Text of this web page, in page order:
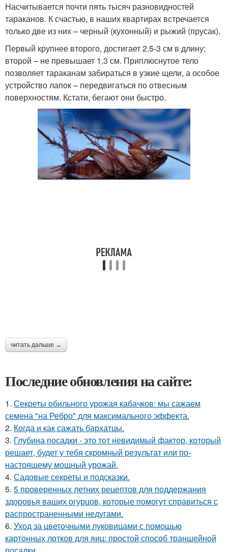
Насчитывается почти пять тысяч разновидностей
тараканов. К счастью, в наших квартирах встречается
только две из них – черный (кухонный) и рыжий (прусак).
Первый крупнее второго, достигает 2,5-3 см в длину;
второй – не превышает 1,3 см. Приплюснутое тело
позволяет тараканам забираться в узкие щели, а особое
устройство лапок – передвигаться по отвесным
поверхностям. Кстати, бегают они быстро.
читать дальше →
Последние обновления на сайте:
1. Секреты обильного урожая кабачков: мы сажаем
семена "на Ребро" для максимального эффекта.
2. Когда и как сажать бархатцы.
3. Глубина посадки - это тот невидимый фактор, который
решает, будет у тебя скромный результат или по-
настоящему мощный урожай.
4. Садовые секреты и подсказки.
5. 5 проверенных летних рецептов для поддержания
здоровья ваших огурцов, которые помогут справиться с
распространенными недугами.
6. Уход за цветочными луковицами с помощью
картонных лотков для яиц: простой способ траншейной